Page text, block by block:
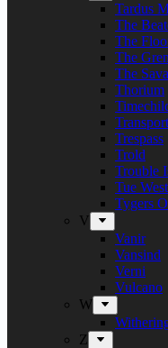
Tardus
The
The
The
The
Thorium
Trespass
Trold
Trouble
Tue West
Tygers
V
Vanir
Vansind
Verni
Vulcano
W
Z